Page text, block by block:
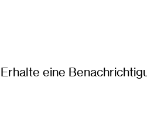
Erhalte eine